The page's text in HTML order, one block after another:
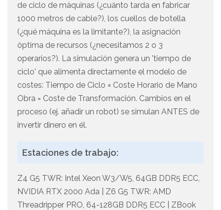
de ciclo de máquinas (¿cuánto tarda en fabricar
1000 metros de cable?), los cuellos de botella
(¿qué máquina es la limitante?), la asignación
óptima de recursos (¿necesitamos 2 o 3
operarios?). La simulación genera un 'tiempo de
ciclo' que alimenta directamente el modelo de
costes: Tiempo de Ciclo × Coste Horario de Mano
Obra = Coste de Transformación. Cambios en el
proceso (ej. añadir un robot) se simulan ANTES de
invertir dinero en él.
Estaciones de trabajo:
Z4 G5 TWR: Intel Xeon W3/W5, 64GB DDR5 ECC,
NVIDIA RTX 2000 Ada | Z6 G5 TWR: AMD
Threadripper PRO, 64-128GB DDR5 ECC | ZBook